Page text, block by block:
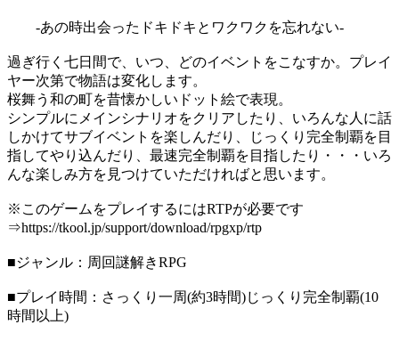
-あの時出会ったドキドキとワクワクを忘れない-
過ぎ行く七日間で、いつ、どのイベントをこなすか。プレイ
ヤー次第で物語は変化します。
桜舞う和の町を昔懐かしいドット絵で表現。
シンプルにメインシナリオをクリアしたり、いろんな人に話
しかけてサブイベントを楽しんだり、じっくり完全制覇を目
指してやり込んだり、最速完全制覇を目指したり・・・いろ
んな楽しみ方を見つけていただければと思います。
※このゲームをプレイするにはRTPが必要です
⇒https://tkool.jp/support/download/rpgxp/rtp
■ジャンル：周回謎解きRPG
■プレイ時間：さっくり一周(約3時間)じっくり完全制覇(10
時間以上)